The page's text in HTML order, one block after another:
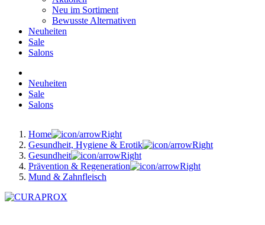
Neu im Sortiment
Bewusste Alternativen
Neuheiten
Sale
Salons
Neuheiten
Sale
Salons
Home
Gesundheit, Hygiene & Erotik
Gesundheit
Prävention & Regeneration
Mund & Zahnfleisch